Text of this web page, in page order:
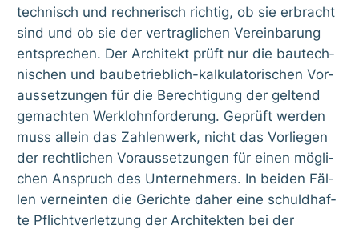
tech­nisch und rech­ne­risch rich­tig, ob sie erbracht
sind und ob sie der ver­trag­li­chen Ver­ein­ba­rung
ent­spre­chen. Der Archi­tekt prüft nur die bau­tech­
ni­schen und bau­be­trieb­lich-kal­ku­la­to­ri­schen Vor­
aus­set­zun­gen für die Berech­ti­gung der gel­tend
gemach­ten Werk­lohn­for­de­rung. Geprüft wer­den
muss allein das Zah­len­werk, nicht das Vor­lie­gen
der recht­li­chen Vor­aus­set­zun­gen für einen mög­li­
chen Anspruch des Unter­neh­mers. In bei­den Fäl­
len ver­nein­ten die Gerich­te daher eine schuld­haf­
te Pflicht­ver­let­zung der Archi­tek­ten bei der